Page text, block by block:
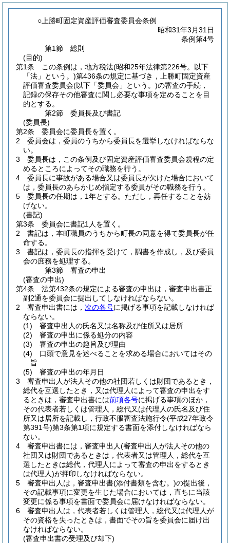
○上勝町固定資産評価審査委員会条例
昭和31年3月31日
条例第4号
第1節
総則
(目的)
第1条
この条例は，地方税法(昭和25年法律第226号。以下
「法」という。)第436条の規定に基づき，上勝町固定資産
評価審査委員会(以下「委員会」という。)の審査の手続，
記録の保存その他審査に関し必要な事項を定めることを目
的とする。
第2節
委員長及び書記
(委員長)
第2条
委員会に委員長を置く。
2
委員会は，委員のうちから委員長を選挙しなければならな
い。
3
委員長は，この条例及び固定資産評価審査委員会規程の定
めるところによってその職務を行う。
4
委員長に事故がある場合又は委員長が欠けた場合において
は，委員長のあらかじめ指定する委員がその職務を行う。
5
委員長の任期は，1年とする。 ただし，再任することを妨
げない。
(書記)
第3条
委員会に書記1人を置く。
2
書記は，本町職員のうちから町長の同意を得て委員長が任
命する。
3
書記は，委員長の指揮を受けて，調書を作成し，及び委員
会の庶務を処理する。
第3節
審査の申出
(審査の申出)
第4条
法第432条の規定による審査の申出は，審査申出書正
副2通を委員会に提出してしなければならない。
2
審査申出書には， 次の各号に掲げる事項を記載しなければ
ならない。
(1)
審査申出人の氏名又は名称及び住所又は居所
(2)
審査の申出に係る処分の内容
(3)
審査の申出の趣旨及び理由
(4)
口頭で意見を述べることを求める場合においてはその
旨
(5)
審査の申出の年月日
3
審査申出人が法人その他の社団若しくは財団であるとき，
総代を互選したとき，又は代理人によって審査の申出をす
るときは，審査申出書には前項各号に掲げる事項のほか，
その代表者若しくは管理人，総代又は代理人の氏名及び住
所又は居所を記載し，行政不服審査法施行令(平成27年政令
第391号)第3条第1項に規定する書面を添付しなければなら
ない。
4
審査申出書には，審査申出人(審査申出人が法人その他の
社団又は財団であるときは，代表者又は管理人，総代を互
選したときは総代，代理人によって審査の申出をするとき
は代理人)が押印しなければならない。
5
審査申出人は，審査申出書(添付書類を含む。)の提出後，
その記載事項に変更を生じた場合においては，直ちに当該
変更に係る事項を書面で委員会に届けなければならない。
6
審査申出人は，代表者若しくは管理人，総代又は代理人が
その資格を失ったときは，書面でその旨を委員会に届け出
なければならない。
(審査申出書の受理及び却下)